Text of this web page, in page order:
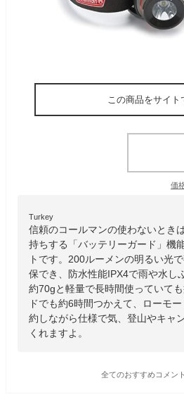
この商品をサイト
価
Turkey
信頼のコールマンの使わないとき
持ちする「バッテリーガード」機
トです。200ルーメンの明るい光
保でき、防水性能IPX4で雨や水し
約70gと軽量で長時間使っていて
ドでも約6時間つかえて、ローモ
約しながら仕様で気、登山やキャ
くれますよ。
全てのおすすめコメン